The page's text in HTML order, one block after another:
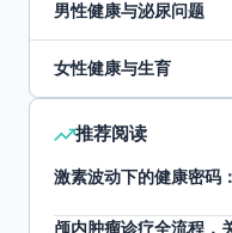
男性健康与泌尿问题
女性健康与生育
推荐阅读
激素波动下的健康密码
颅内肿瘤诊疗全流程，